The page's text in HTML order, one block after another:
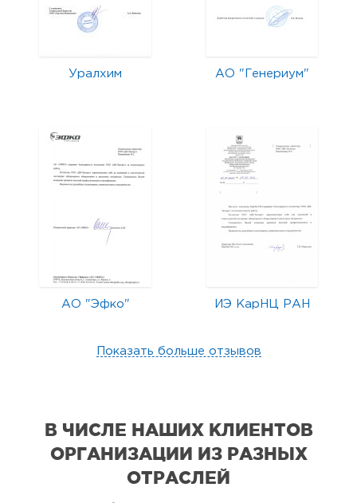
Уралхим АО "Генериум"
АО "Эфко" ИЭ КарНЦ РАН
Показать больше отзывов
В ЧИСЛЕ НАШИХ КЛИЕНТОВ
ОРГАНИЗАЦИИ ИЗ РАЗНЫХ
ОТРАСЛЕЙ